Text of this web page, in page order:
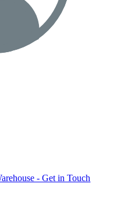
- Get in Touch